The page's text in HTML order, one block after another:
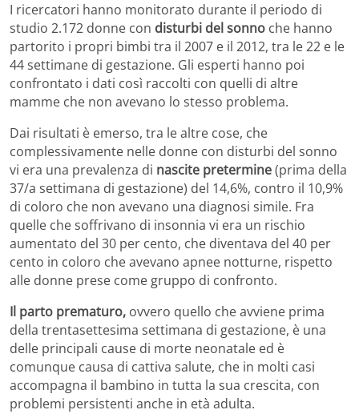
I ricercatori hanno monitorato durante il periodo di
studio 2.172 donne con disturbi del sonno che hanno
partorito i propri bimbi tra il 2007 e il 2012, tra le 22 e le
44 settimane di gestazione. Gli esperti hanno poi
confrontato i dati così raccolti con quelli di altre
mamme che non avevano lo stesso problema.
Dai risultati è emerso, tra le altre cose, che
complessivamente nelle donne con disturbi del sonno
vi era una prevalenza di nascite pretermine(prima della
37/a settimana di gestazione) del 14,6%, contro il 10,9%
di coloro che non avevano una diagnosi simile. Fra
quelle che soffrivano di insonnia vi era un rischio
aumentato del 30 per cento, che diventava del 40 per
cento in coloro che avevano apnee notturne, rispetto
alle donne prese come gruppo di confronto.
Il parto prematuro, ovvero quello che avviene prima
della trentasettesima settimana di gestazione, è una
delle principali cause di morte neonatale ed è
comunque causa di cattiva salute, che in molti casi
accompagna il bambino in tutta la sua crescita, con
problemi persistenti anche in età adulta.